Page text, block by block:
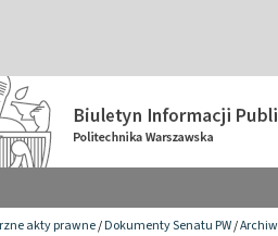
akty prawne/Dokumenty Senatu PW/